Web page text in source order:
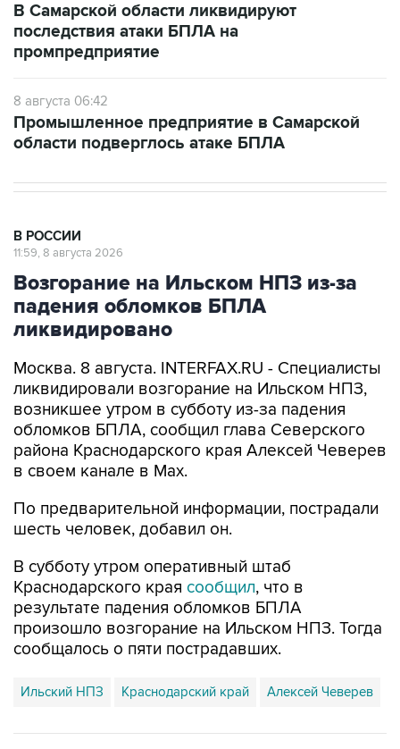
В Самарской области ликвидируют
последствия атаки БПЛА на
промпредприятие
8 августа 06:42
Промышленное предприятие в Самарской
области подверглось атаке БПЛА
В РОССИИ
11:59, 8 августа 2026
Возгорание на Ильском НПЗ из-за
падения обломков БПЛА
ликвидировано
Москва. 8 августа. INTERFAX.RU - Специалисты
ликвидировали возгорание на Ильском НПЗ,
возникшее утром в субботу из-за падения
обломков БПЛА, сообщил глава Северского
района Краснодарского края Алексей Чеверев
в своем канале в Max.
По предварительной информации, пострадали
шесть человек, добавил он.
В субботу утром оперативный штаб
Краснодарского края сообщил, что в
результате падения обломков БПЛА
произошло возгорание на Ильском НПЗ. Тогда
сообщалось о пяти пострадавших.
Ильский НПЗ Краснодарский край Алексей Чеверев